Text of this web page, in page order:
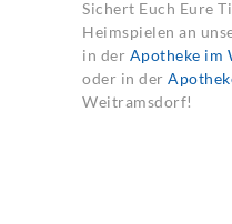
Sichert Euch Eure
Heimspielen an
in der Apotheke im
oder in der
Weitramsdorf!